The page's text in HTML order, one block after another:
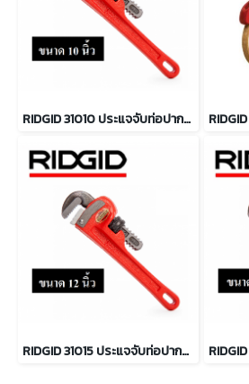
RIDGID 31010 ประแจจับท่อปากตรง 10 นิ้ว จับท่อได้ 1.1/2 นิ้ว
RIDGID 31015 ประแจจับท่อปากตรง ขนาด 12 นิ้ว จับท่อได้ 2 นิ้ว